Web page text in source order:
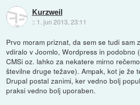
Kurzweil
:: 1. jun 2013, 23:11
Prvo moram priznat, da sem se tudi sam
vdiralo v Joomlo, Wordpress in podobno
CMSi oz. lahko za nekatere mirno
številne druge težave). Ampak, kot je že
Drupal postal zanimi, ker vedno bolj
praksi vedno bolj uporaben.